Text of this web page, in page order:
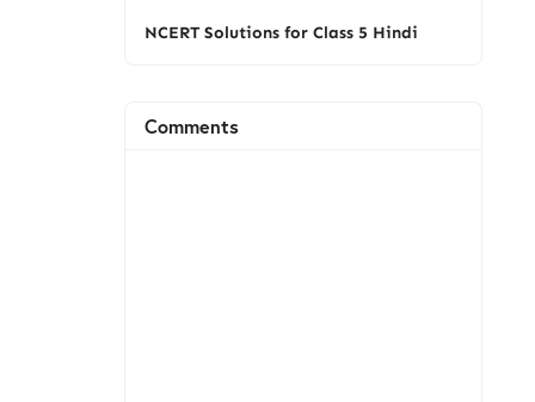
NCERT Solutions for Class 5 Hindi
Comments